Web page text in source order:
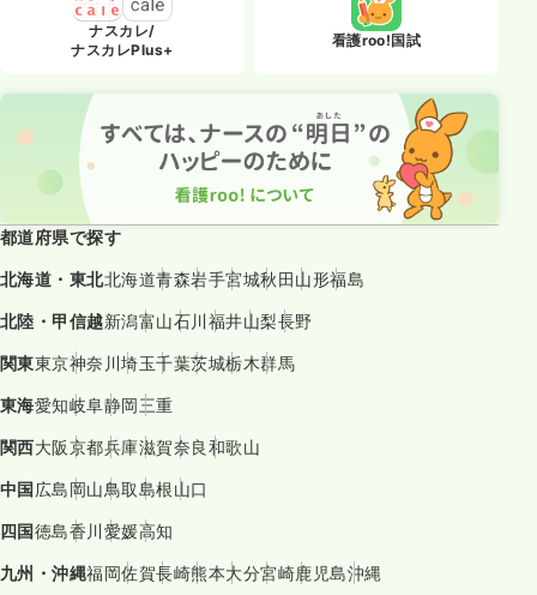
ナスカレ/
ナスカレPlus+
看護roo!国試
都道府県で探す
北海道・東北北海道青森岩手宮城秋田山形福島
北陸・甲信越新潟富山石川福井山梨長野
関東東京神奈川埼玉千葉茨城栃木群馬
東海愛知岐阜静岡三重
関西大阪京都兵庫滋賀奈良和歌山
中国広島岡山鳥取島根山口
四国徳島香川愛媛高知
九州・沖縄福岡佐賀長崎熊本大分宮崎鹿児島沖縄